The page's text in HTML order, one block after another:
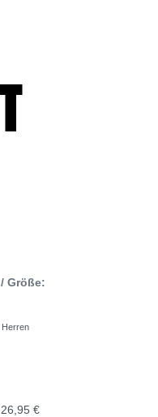
/ Größe:
Herren
26,95 €